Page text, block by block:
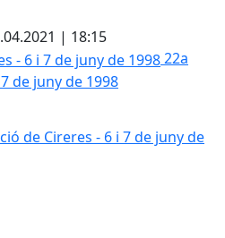
| 18:15
6 i 7 de juny de 1998
22a
de juny de 1998
de Cireres - 6 i 7 de juny de